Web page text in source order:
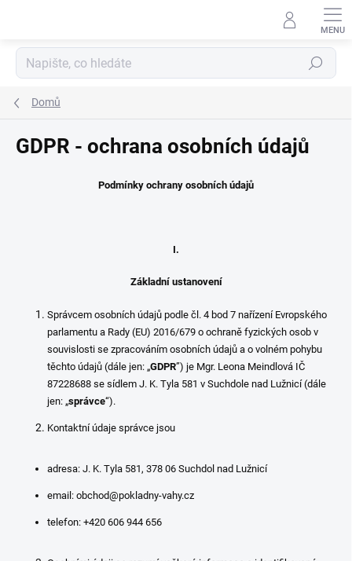
Hledat
Domů
GDPR - ochrana osobních údajů
Podmínky ochrany osobních údajů
I.
Základní ustanovení
Správcem osobních údajů podle čl. 4 bod 7 nařízení Evropského
parlamentu a Rady (EU) 2016/679 o ochraně fyzických osob v
souvislosti se zpracováním osobních údajů a o volném pohybu
těchto údajů (dále jen: „GDPR”) je Mgr. Leona Meindlová IČ
87228688 se sídlem J. K. Tyla 581 v Suchdole nad Lužnicí (dále
jen: „správce“).
Kontaktní údaje správce jsou
adresa: J. K. Tyla 581, 378 06 Suchdol nad Lužnicí
email: obchod@pokladny-vahy.cz
telefon: +420 606 944 656